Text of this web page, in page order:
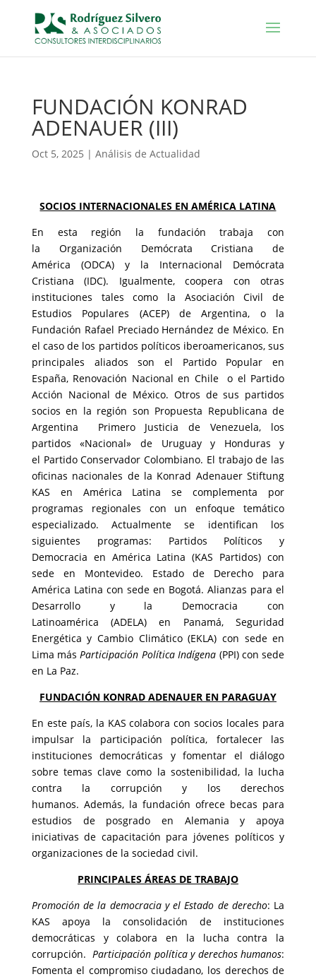
FUNDACIÓN KONRAD
ADENAUER (III)
Oct 5, 2025 | Análisis de Actualidad
SOCIOS INTERNACIONALES EN AMÉRICA LATINA
En esta región la fundación trabaja con
la Organización Demócrata Cristiana de
América (ODCA) y la Internacional Demócrata
Cristiana (IDC). Igualmente, coopera con otras
instituciones tales como la Asociación Civil de
Estudios Populares (ACEP) de Argentina, o la
Fundación Rafael Preciado Hernández de México. En
el caso de los partidos políticos iberoamericanos, sus
principales aliados son el Partido Popular en
España, Renovación Nacional en Chile​ o el Partido
Acción Nacional de México. Otros de sus partidos
socios en la región son Propuesta Republicana de
Argentina ​ Primero Justicia deVenezuela, los
partidos «Nacional» de Uruguayy Honduras y
el Partido Conservador Colombiano. El trabajo de las
oficinas nacionales de la Konrad Adenauer Stiftung
KAS en América Latina se complementa por
programas regionales con un enfoque temático
especializado. Actualmente se identifican los
siguientes programas: Partidos Políticos y
Democracia en América Latina (KAS Partidos) con
sede en Montevideo. Estado de Derecho para
América Latina con sede en Bogotá.Alianzas para el
Desarrollo y la Democracia con
Latinoamérica (ADELA) en Panamá,Seguridad
Energética y Cambio Climático(EKLA) con sede en
Lima másParticipación Política Indígena (PPI) con sede
en La Paz.
FUNDACIÓN KONRAD ADENAUER EN PARAGUAY
En este país, la KAS colabora con socios locales para
impulsar la participación política, fortalecer las
instituciones democráticas y fomentar el diálogo
sobre temas clave como la sostenibilidad, la lucha
contra la corrupción y los derechos
humanos. Además, la fundación ofrece becas para
estudios de posgrado en Alemania y apoya
iniciativas de capacitación para jóvenes políticos y
organizaciones de la sociedad civil.
PRINCIPALES ÁREAS DE TRABAJO
Promoción de la democracia y el Estado de derecho: La
KAS apoya la consolidación de instituciones
democráticas y colabora en la lucha contra la
corrupción. Participación política y derechos humanos:
Fomenta el compromiso ciudadano, los derechos de